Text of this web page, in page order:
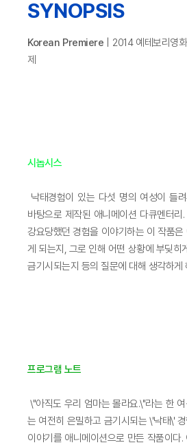
SYNOPSIS
Korean Premiere | 2014 예테보리영
제
시놉시스
낙태경험이 있는 다섯 명의 여성이 들
바탕으로 제작된 애니메이션 다큐멘터
강요당했던 경험을 이야기하는 이 작품
게 되는지, 그로 인해 어떤 상황에 부딪히
금기시되는지 등의 질문에 대해 생각하게
프로그램 노트
\"아직도 우리 엄마는 몰라요.\"라는 한
는 여전히 은밀하고 금기시되는 \'낙태\'
이야기를 애니메이션으로 만든 작품이다